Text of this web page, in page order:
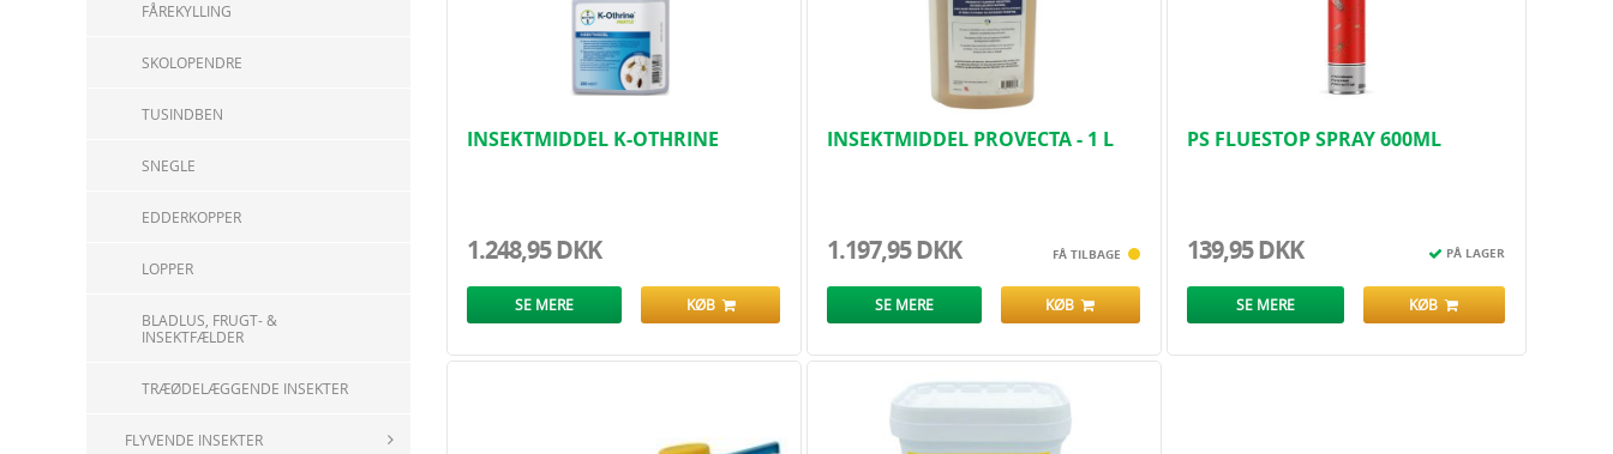
FÅREKYLLING
SKOLOPENDRE
TUSINDBEN
SNEGLE
EDDERKOPPER
LOPPER
BLADLUS, FRUGT- &
INSEKTFÆLDER
TRÆØDELÆGGENDE INSEKTER
FLYVENDE INSEKTER
INSEKTMIDDEL K-OTHRINE
1.248,95 DKK
SE MERE KØB
INSEKTMIDDEL PROVECTA - 1 L
1.197,95 DKK FÅ TILBAGE
SE MERE KØB
PS FLUESTOP SPRAY 600ML
139,95 DKK PÅ LAGER
SE MERE KØB